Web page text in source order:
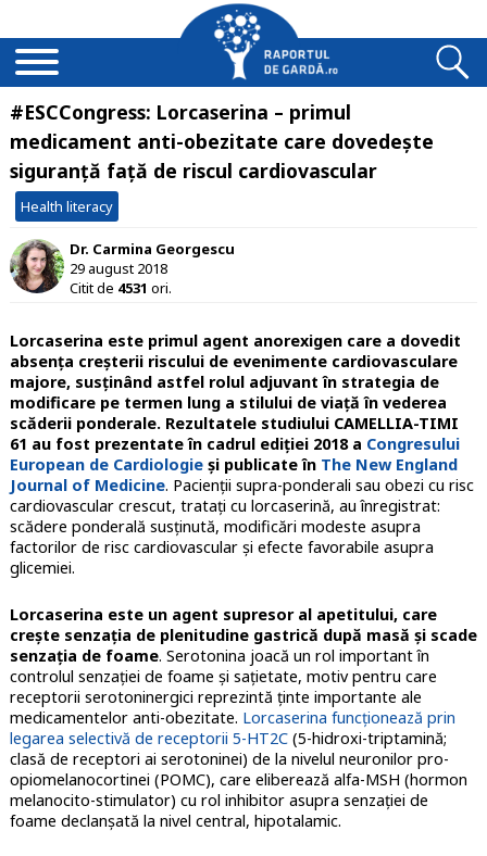
#ESCCongress: Lorcaserina – primul
medicament anti-obezitate care dovedește
siguranță față de riscul cardiovascular
Health literacy
Dr. Carmina Georgescu
29 august 2018
Citit de 4531 ori.
Lorcaserina este primul agent anorexigen care a dovedit
absența creșterii riscului de evenimente cardiovasculare
majore, susținând astfel rolul adjuvant în strategia de
modificare pe termen lung a stilului de viață în vederea
scăderii ponderale. Rezultatele studiului CAMELLIA-TIMI
61 au fost prezentate în cadrul ediției 2018 a Congresului
European de Cardiologieși publicate în The New England
Journal of Medicine. Pacienții supra-ponderali sau obezi cu risc
cardiovascular crescut, tratați cu lorcaserină, au înregistrat:
scădere ponderală susținută, modificări modeste asupra
factorilor de risc cardiovascular și efecte favorabile asupra
glicemiei.
Lorcaserina este un agent supresor al apetitului, care
crește senzația de plenitudine gastrică după masă și scade
senzația de foame. Serotonina joacă un rol important în
controlul senzației de foame și sațietate, motiv pentru care
receptorii serotoninergici reprezintă ținte importante ale
medicamentelor anti-obezitate. Lorcaserina funcționează prin
legarea selectivă de receptorii 5-HT2C(5-hidroxi-triptamină;
clasă de receptori ai serotoninei) de la nivelul neuronilor pro-
opiomelanocortinei (POMC), care eliberează alfa-MSH (hormon
melanocito-stimulator) cu rol inhibitor asupra senzației de
foame declanșată la nivel central, hipotalamic.